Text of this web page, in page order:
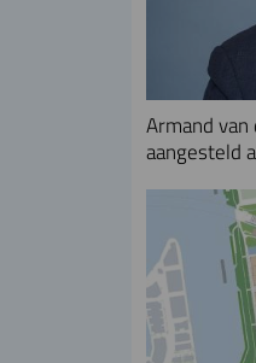
Armand
aangesteld